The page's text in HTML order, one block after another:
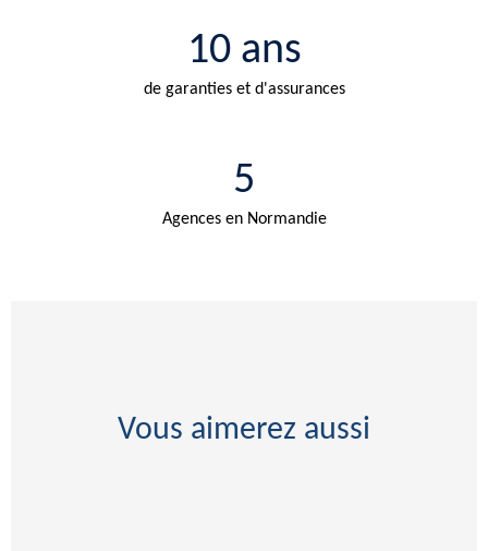
10 ans
de garanties et d'assurances
5
Agences en Normandie
Vous aimerez aussi